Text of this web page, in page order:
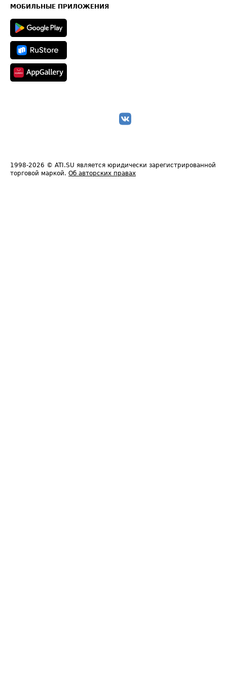
Техническая информация
МОБИЛЬНЫЕ ПРИЛОЖЕНИЯ
1998-2026 © ATI.SU является юридически зарегистрированной
торговой маркой. Об авторских правах